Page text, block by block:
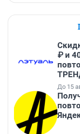
₽ и
До 15